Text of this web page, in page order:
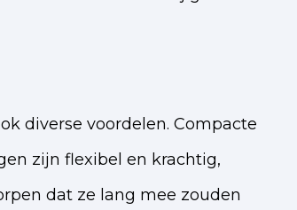
diverse voordelen. Compacte
zijn flexibel en krachtig,
dat ze lang mee zouden